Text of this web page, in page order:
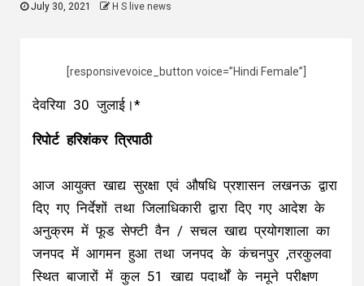
July 30, 2021 H S live news
[responsivevoice_button voice=”Hindi Female”]
देवरिया 30 जुलाई।*
रिपोर्ट हरिशंकर त्रिपाठी
आज आयुक्त खाद्य सुरक्षा एवं औषधि प्रशासन लखनऊ द्वारा
दिए गए निर्देशों तथा जिलाधिकारी द्वारा दिए गए आदेश के
अनुक्रम में फूड सेफ्टी वैन / सचल खाद्य प्रयोगशाला का
जनपद में आगमन हुआ तथा जनपद के कंचनपुर ,तरकुलवा
स्थित बाजारों में कुल 51 खाद्य पदार्थों के नमूने परीक्षण